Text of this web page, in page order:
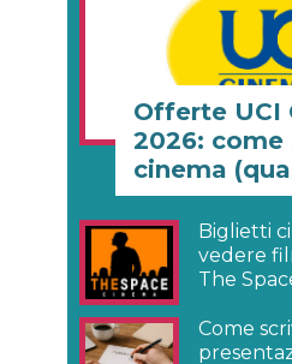
Offerte UCI
2026: come
cinema
Biglietti
vedere
The
Come